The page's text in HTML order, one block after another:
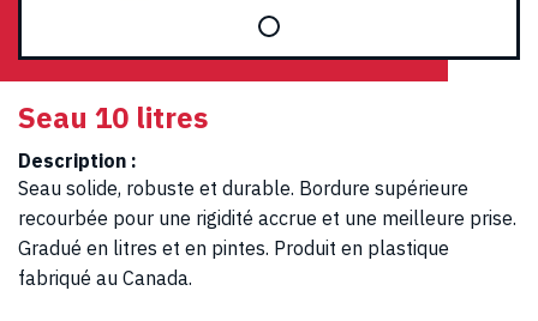
Seau 10 litres
Description :
Seau solide, robuste et durable. Bordure supérieure
recourbée pour une rigidité accrue et une meilleure prise.
Gradué en litres et en pintes. Produit en plastique
fabriqué au Canada.